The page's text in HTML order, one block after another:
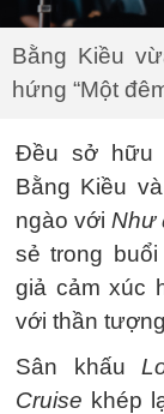
Bằng Kiều
hứng “Một
Đều sở hữu
Bằng Kiều
ngào với Như
sẻ trong
giả cảm xúc
với thần
Sân khấu
Cruise khép